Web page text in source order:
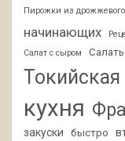
Пирожки из дрожжевого
начинающих
Салат с сыром
Токийская
кухня
закуски
быстро